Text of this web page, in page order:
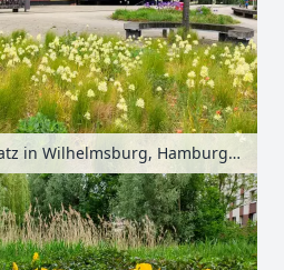
Gertrud-von-Thaden-Platz in Wilhelmsburg, Hamburg, Deutschland